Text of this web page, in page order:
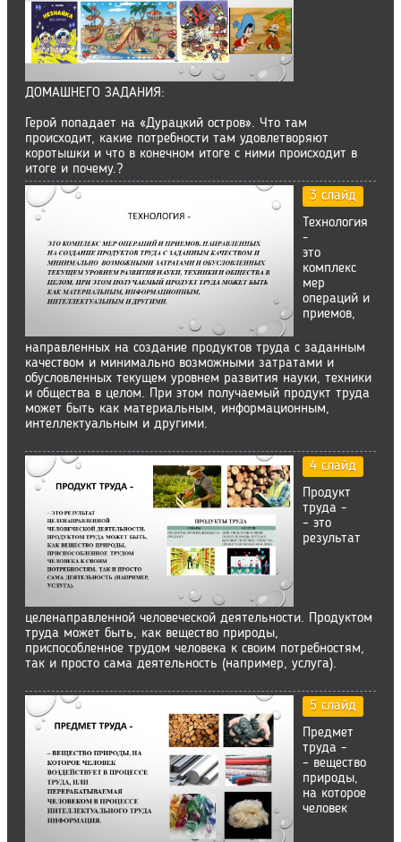
ДОМАШНЕГО ЗАДАНИЯ:
Герой попадает на «Дурацкий остров». Что там
происходит, какие потребности там удовлетворяют
коротышки и что в конечном итоге с ними происходит в
итоге и почему.?
3 слайд
Технология
-
это
комплекс
мер
операций и
приемов,
направленных на создание продуктов труда с заданным
качеством и минимально возможными затратами и
обусловленных текущем уровнем развития науки, техники
и общества в целом. При этом получаемый продукт труда
может быть как материальным, информационным,
интеллектуальным и другими.
4 слайд
Продукт
труда -
– это
результат
целенаправленной человеческой деятельности. Продуктом
труда может быть, как вещество природы,
приспособленное трудом человека к своим потребностям,
так и просто сама деятельность (например, услуга).
5 слайд
Предмет
труда -
– вещество
природы,
на которое
человек